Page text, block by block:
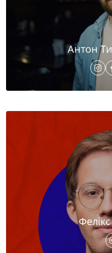
Антон